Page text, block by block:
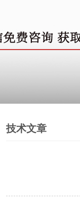
技术文章